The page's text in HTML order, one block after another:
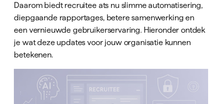
Daarom biedt recruitee ats nu slimme automatisering,
diepgaande rapportages, betere samenwerking en
een vernieuwde gebruikerservaring. Hieronder ontdek
je wat deze updates voor jouw organisatie kunnen
betekenen.